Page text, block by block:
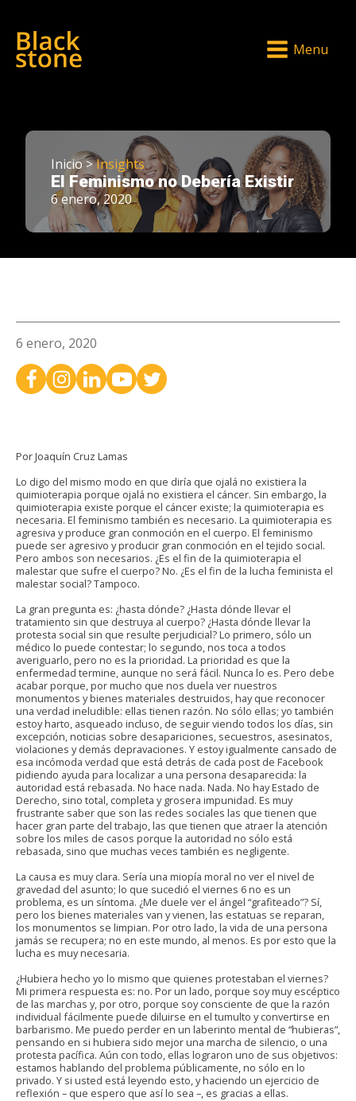
Menu
Inicio >Insights
El Feminismo no Debería Existir
6 enero, 2020
6 enero, 2020
Por Joaquín Cruz Lamas
Lo digo del mismo modo en que diría que ojalá no existiera la
quimioterapia porque ojalá no existiera el cáncer. Sin embargo, la
quimioterapia existe porque el cáncer existe; la quimioterapia es
necesaria. El feminismo también es necesario. La quimioterapia es
agresiva y produce gran conmoción en el cuerpo. El feminismo
puede ser agresivo y producir gran conmoción en el tejido social.
Pero ambos son necesarios. ¿Es el fin de la quimioterapia el
malestar que sufre el cuerpo? No. ¿Es el fin de la lucha feminista el
malestar social? Tampoco.
La gran pregunta es: ¿hasta dónde? ¿Hasta dónde llevar el
tratamiento sin que destruya al cuerpo? ¿Hasta dónde llevar la
protesta social sin que resulte perjudicial? Lo primero, sólo un
médico lo puede contestar; lo segundo, nos toca a todos
averiguarlo, pero no es la prioridad. La prioridad es que la
enfermedad termine, aunque no será fácil. Nunca lo es. Pero debe
acabar porque, por mucho que nos duela ver nuestros
monumentos y bienes materiales destruidos, hay que reconocer
una verdad ineludible: ellas tienen razón. No sólo ellas; yo también
estoy harto, asqueado incluso, de seguir viendo todos los días, sin
excepción, noticias sobre desapariciones, secuestros, asesinatos,
violaciones y demás depravaciones. Y estoy igualmente cansado de
esa incómoda verdad que está detrás de cada post de Facebook
pidiendo ayuda para localizar a una persona desaparecida: la
autoridad está rebasada. No hace nada. Nada. No hay Estado de
Derecho, sino total, completa y grosera impunidad. Es muy
frustrante saber que son las redes sociales las que tienen que
hacer gran parte del trabajo, las que tienen que atraer la atención
sobre los miles de casos porque la autoridad no sólo está
rebasada, sino que muchas veces también es negligente.
La causa es muy clara. Sería una miopía moral no ver el nivel de
gravedad del asunto; lo que sucedió el viernes 6 no es un
problema, es un síntoma. ¿Me duele ver el ángel “grafiteado”? Sí,
pero los bienes materiales van y vienen, las estatuas se reparan,
los monumentos se limpian. Por otro lado, la vida de una persona
jamás se recupera; no en este mundo, al menos. Es por esto que la
lucha es muy necesaria.
¿Hubiera hecho yo lo mismo que quienes protestaban el viernes?
Mi primera respuesta es: no. Por un lado, porque soy muy escéptico
de las marchas y, por otro, porque soy consciente de que la razón
individual fácilmente puede diluirse en el tumulto y convertirse en
barbarismo. Me puedo perder en un laberinto mental de “hubieras”,
pensando en si hubiera sido mejor una marcha de silencio, o una
protesta pacífica. Aún con todo, ellas lograron uno de sus objetivos:
estamos hablando del problema públicamente, no sólo en lo
privado. Y si usted está leyendo esto, y haciendo un ejercicio de
reflexión – que espero que así lo sea –, es gracias a ellas.